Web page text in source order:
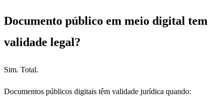
Documento público em meio digital tem
validade legal?
Sim. Total.
Documentos públicos digitais têm validade jurídica quando: